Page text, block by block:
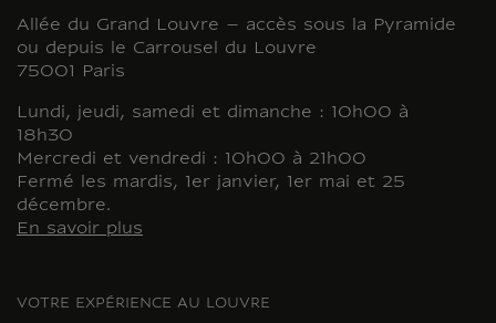
Allée du Grand Louvre – accès sous la Pyramide
ou depuis le Carrousel du Louvre
75001 Paris
Lundi, jeudi, samedi et dimanche : 10h00 à
18h30
Mercredi et vendredi : 10h00 à 21h00
Fermé les mardis, 1er janvier, 1er mai et 25
décembre.
En savoir plus
VOTRE EXPÉRIENCE AU LOUVRE